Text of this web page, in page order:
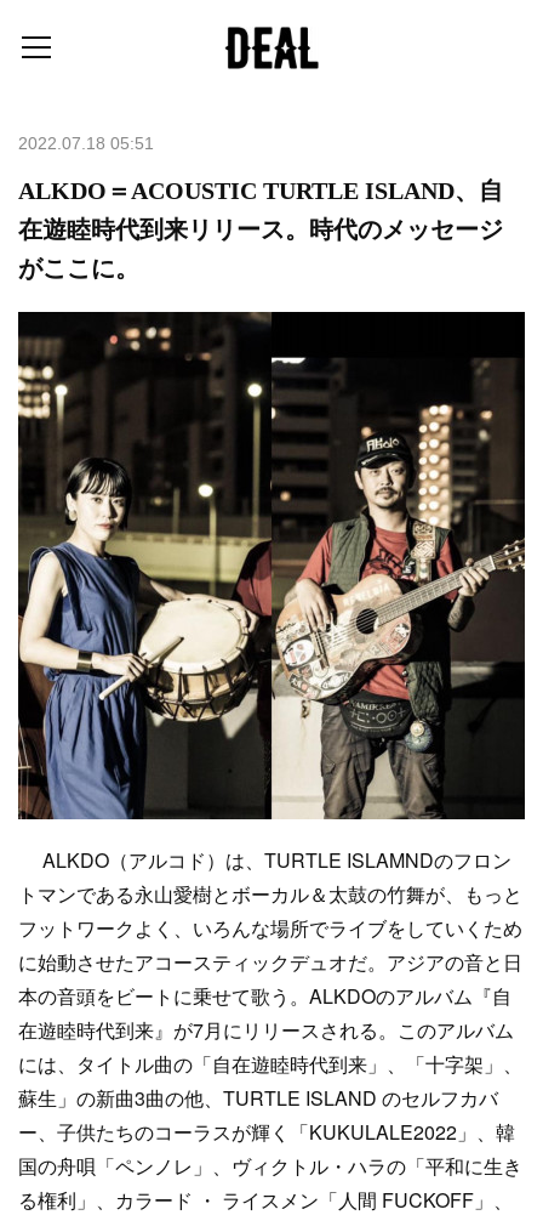
2022.07.18 05:51
ALKDO＝ACOUSTIC TURTLE ISLAND、自
在遊睦時代到来リリース。時代のメッセージ
がここに。
ALKDO（アルコド）は、TURTLE ISLAMNDのフロン
トマンである永山愛樹とボーカル＆太鼓の竹舞が、もっと
フットワークよく、いろんな場所でライブをしていくため
に始動させたアコースティックデュオだ。アジアの音と日
本の音頭をビートに乗せて歌う。ALKDOのアルバム『自
在遊睦時代到来』が7月にリリースされる。このアルバム
には、タイトル曲の「自在遊睦時代到来」、「十字架」、
蘇生」の新曲3曲の他、TURTLE ISLAND のセルフカバ
ー、子供たちのコーラスが輝く「KUKULALE2022」、韓
国の舟唄「ペンノレ」、ヴィクトル・ハラの「平和に生き
る権利」、カラード ・ ライスメン「人間 FUCKOFF」、